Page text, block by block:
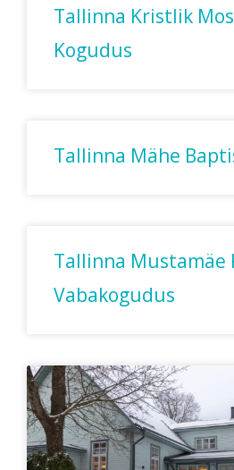
Tallinna Kristlik
Kogudus
Tallinna Mähe
Tallinna Mustamäe
Vabakogudus